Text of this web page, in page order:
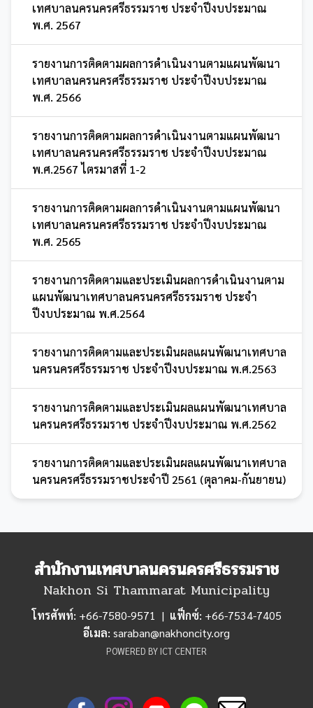
เทศบาลนครนครศรีธรรมราช ประจำปีงบประมาณ
พ.ศ. 2567
รายงานการติดตามผลการดำเนินงานตามแผนพัฒนา
เทศบาลนครนครศรีธรรมราช ประจำปีงบประมาณ
พ.ศ. 2566
รายงานการติดตามผลการดำเนินงานตามแผนพัฒนา
เทศบาลนครนครศรีธรรมราช ประจำปีงบประมาณ
พ.ศ.2567 ไตรมาสที่ 1-2
รายงานการติดตามผลการดำเนินงานตามแผนพัฒนา
เทศบาลนครนครศรีธรรมราช ประจำปีงบประมาณ
พ.ศ. 2565
รายงานการติดตามและประเมินผลการดำเนินงานตาม
แผนพัฒนาเทศบาลนครนครศรีธรรมราช ประจำ
ปีงบประมาณ พ.ศ.2564
รายงานการติดตามและประเมินผลแผนพัฒนาเทศบาล
นครนครศรีธรรมราช ประจำปีงบประมาณ พ.ศ.2563
รายงานการติดตามและประเมินผลแผนพัฒนาเทศบาล
นครนครศรีธรรมราช ประจำปีงบประมาณ พ.ศ.2562
รายงานการติดตามและประเมินผลแผนพัฒนาเทศบาล
นครนครศรีธรรมราชประจำปี 2561 (ตุลาคม-กันยายน)
สำนักงานเทศบาลนครนครศรีธรรมราช
Nakhon Si Thammarat Municipality
โทรศัพท์: +66-7580-9571 | แฟ็กซ์: +66-7534-7405
อีเมล: saraban@nakhoncity.org
POWERED BY ICT CENTER